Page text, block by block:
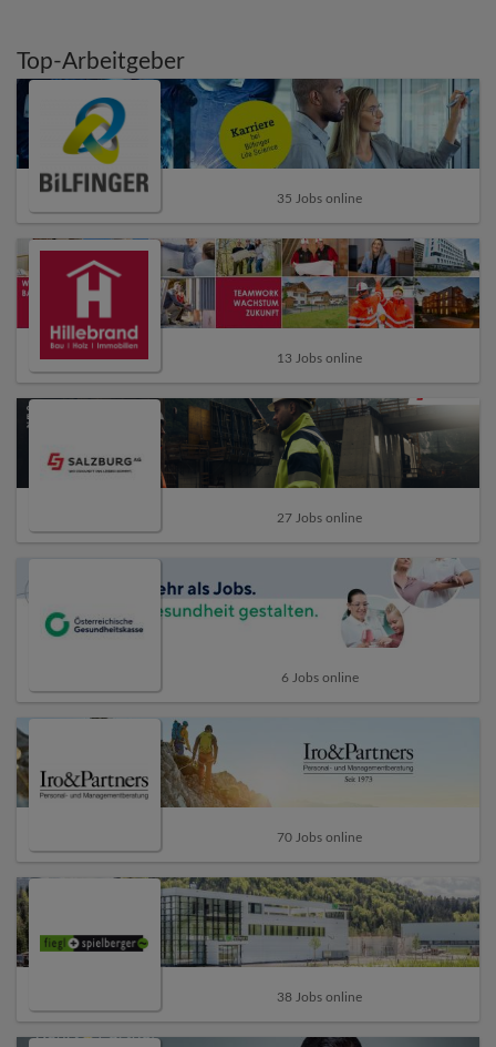
Top-Arbeitgeber
35 Jobs online
13 Jobs online
27 Jobs online
6 Jobs online
70 Jobs online
38 Jobs online